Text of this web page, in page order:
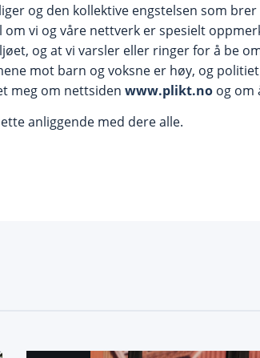
og den kollektive engstelsen som
om vi og våre nettverk er spesielt
og at vi varsler eller ringer for å be
mot barn og voksne er høy, og
meg om nettsiden www.plikt.no og om
anliggende med dere alle.